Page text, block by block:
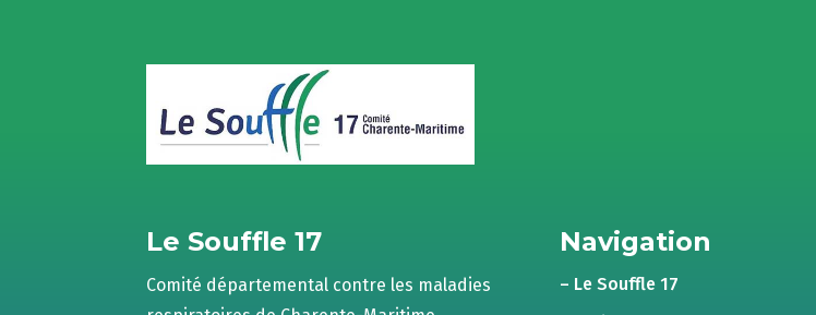
Le Souffle 17
Comité départemental contre les maladies
Navigation
– Le Souffle 17